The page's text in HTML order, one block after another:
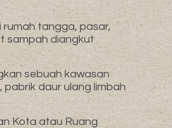
tangga, pasar,
sampah diangkut
sebuah kawasan
pabrik daur ulang limbah
Kota atau Ruang